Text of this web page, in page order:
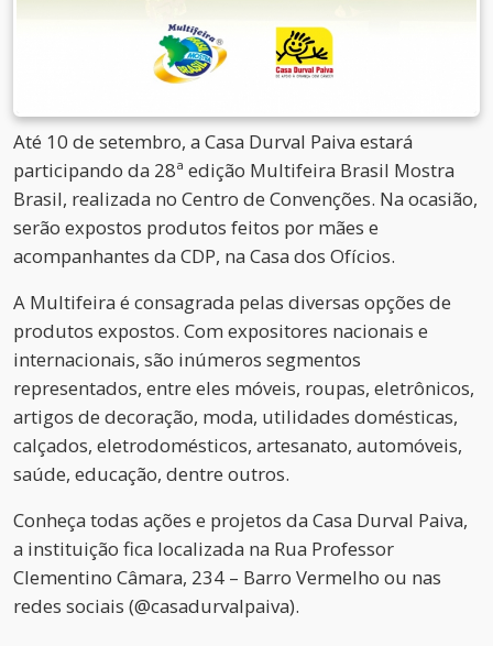
Até 10 de setembro, a Casa Durval Paiva estará
participando da 28ª edição Multifeira Brasil Mostra
Brasil, realizada no Centro de Convenções. Na ocasião,
serão expostos produtos feitos por mães e
acompanhantes da CDP, na Casa dos Ofícios.
A Multifeira é consagrada pelas diversas opções de
produtos expostos. Com expositores nacionais e
internacionais, são inúmeros segmentos
representados, entre eles móveis, roupas, eletrônicos,
artigos de decoração, moda, utilidades domésticas,
calçados, eletrodomésticos, artesanato, automóveis,
saúde, educação, dentre outros.
Conheça todas ações e projetos da Casa Durval Paiva,
a instituição fica localizada na Rua Professor
Clementino Câmara, 234 – Barro Vermelho ou nas
redes sociais (@casadurvalpaiva).